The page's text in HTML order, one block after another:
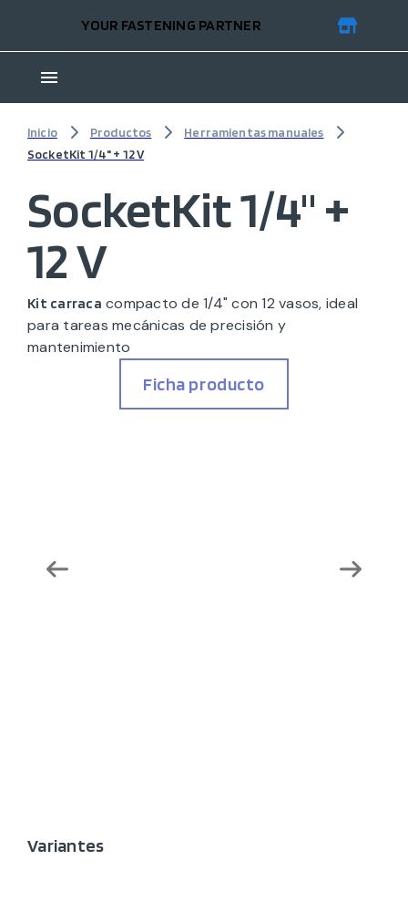
YOUR FASTENING PARTNER
Inicio Productos
Herramientas manuales
SocketKit 1/4" + 12 V
SocketKit 1/4" +
12 V
Kit carraca compacto de 1/4" con 12 vasos, ideal
para tareas mecánicas de precisión y
mantenimiento
Ficha producto
Variantes